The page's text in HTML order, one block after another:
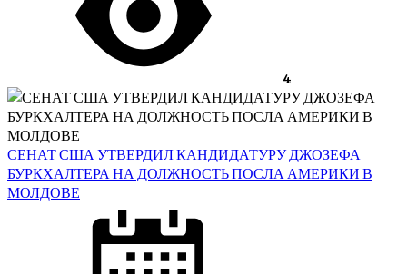
4
СЕНАТ США УТВЕРДИЛ КАНДИДАТУРУ ДЖОЗЕФА
БУРКХАЛТЕРА НА ДОЛЖНОСТЬ ПОСЛА АМЕРИКИ В
МОЛДОВЕ